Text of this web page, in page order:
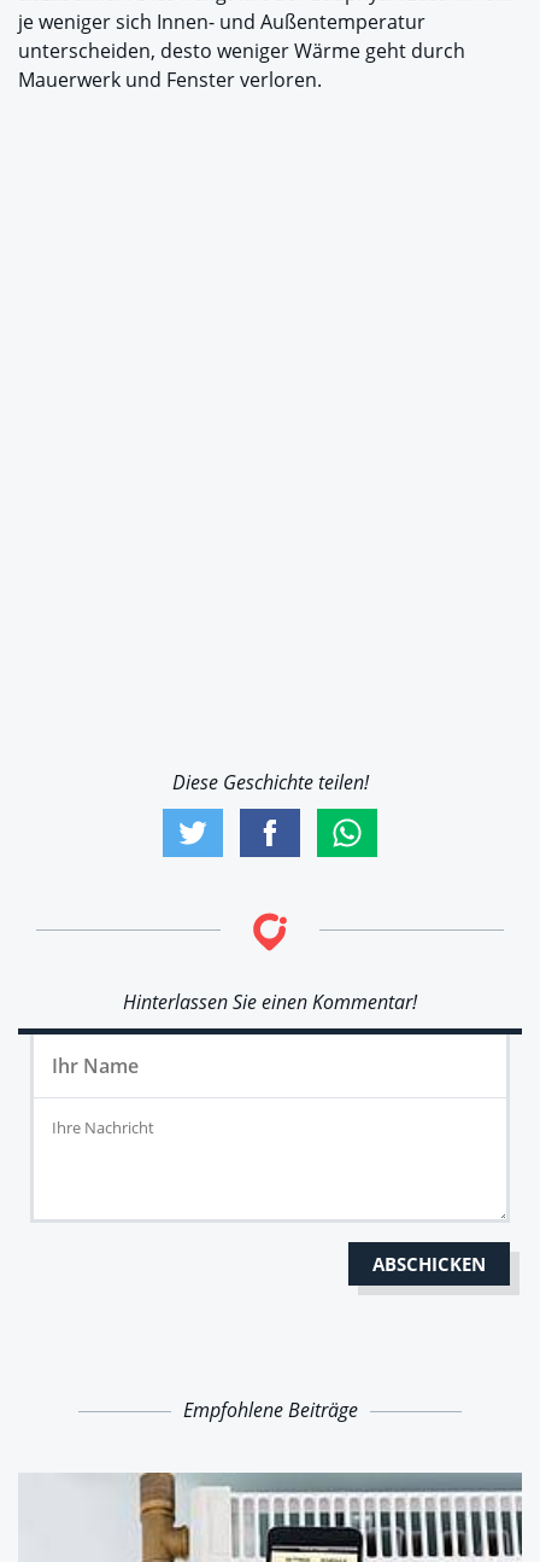
je weniger sich Innen- und Außentemperatur
unterscheiden, desto weniger Wärme geht durch
Mauerwerk und Fenster verloren.
Diese Geschichte teilen!
Hinterlassen Sie einen Kommentar!
Empfohlene Beiträge